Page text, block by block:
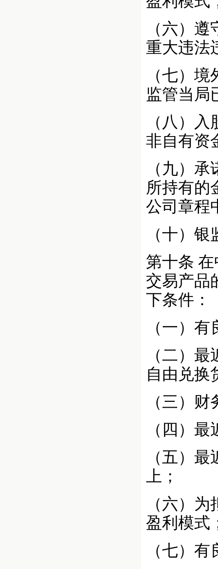
（六）
重大违法
（七）
监管当局
（八）
非自有资
（九）
所持有的
公司章程
（十）
第十条
交易产品
下条件：
（一）
（二）
自由兑换
（三）
（四）
（五）
上；
（六）
盈利模式
（七）